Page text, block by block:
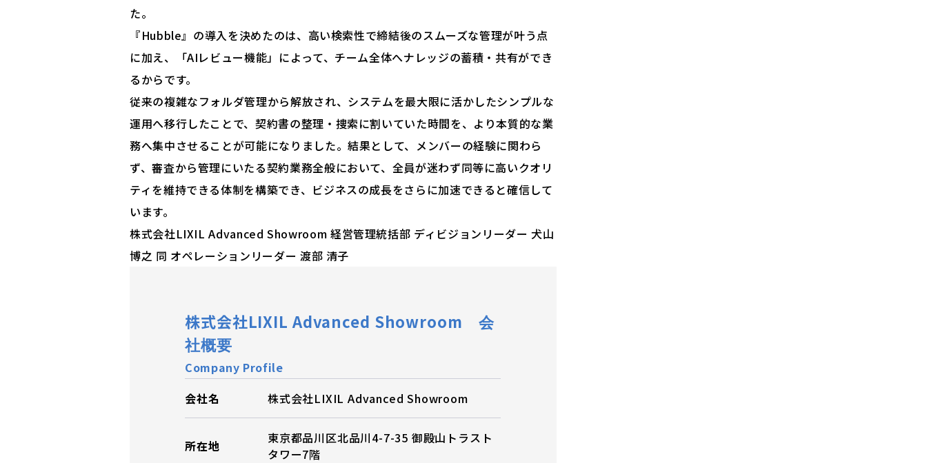
た。
『Hubble』の導入を決めたのは、高い検索性で締結後のスムーズな管理が叶う点
に加え、「AIレビュー機能」によって、チーム全体へナレッジの蓄積・共有ができ
るからです。
従来の複雑なフォルダ管理から解放され、システムを最大限に活かしたシンプルな
運用へ移行したことで、契約書の整理・捜索に割いていた時間を、より本質的な業
務へ集中させることが可能になりました。結果として、メンバーの経験に関わら
ず、審査から管理にいたる契約業務全般において、全員が迷わず同等に高いクオリ
ティを維持できる体制を構築でき、ビジネスの成長をさらに加速できると確信して
います。
株式会社LIXIL Advanced Showroom 経営管理統括部 ディビジョンリーダー 犬山
博之 同 オペレーションリーダー 渡部 清子
株式会社LIXIL Advanced Showroom
会
社概要
Company Profile
会社名
株式会社LIXIL Advanced Showroom
所在地
東京都品川区北品川4-7-35 御殿山トラスト
タワー7階